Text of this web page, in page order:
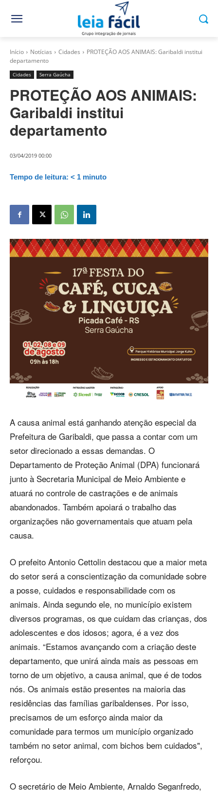
Início Notícias Cidades
PROTEÇÃO AOS ANIMAIS: Garibaldi institui
departamento
Cidades Serra Gaúcha
PROTEÇÃO AOS ANIMAIS:
Garibaldi institui
departamento
03/04/2019 00:00
Tempo de leitura: < 1 minuto
A causa animal está ganhando atenção especial da
Prefeitura de Garibaldi, que passa a contar com um
setor direcionado a essas demandas. O
Departamento de Proteção Animal (DPA) funcionará
junto à Secretaria Municipal de Meio Ambiente e
atuará no controle de castrações e de animais
abandonados. Também apoiará o trabalho das
organizações não governamentais que atuam pela
causa.
O prefeito Antonio Cettolin destacou que a maior meta
do setor será a conscientização da comunidade sobre
a posse, cuidados e responsabilidade com os
animais. Ainda segundo ele, no município existem
diversos programas, os que cuidam das crianças, dos
adolescentes e dos idosos; agora, é a vez dos
animais. “Estamos avançando com a criação deste
departamento, que unirá ainda mais as pessoas em
torno de um objetivo, a causa animal, que é de todos
nós. Os animais estão presentes na maioria das
residências das famílias garibaldenses. Por isso,
precisamos de um esforço ainda maior da
comunidade para termos um município organizado
também no setor animal, com bichos bem cuidados",
reforçou.
O secretário de Meio Ambiente, Arnaldo Seganfredo,